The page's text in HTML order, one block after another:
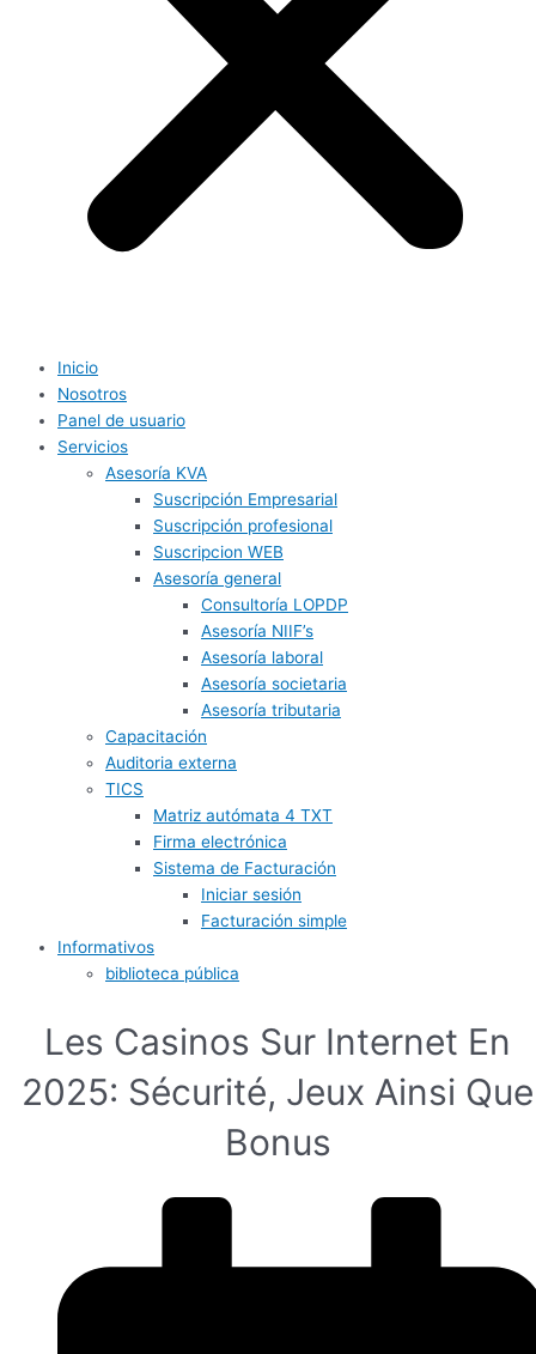
Inicio
Nosotros
Panel de usuario
Servicios
Asesoría KVA
Suscripción Empresarial
Suscripción profesional
Suscripcion WEB
Asesoría general
Consultoría LOPDP
Asesoría NIIF’s
Asesoría laboral
Asesoría societaria
Asesoría tributaria
Capacitación
Auditoria externa
TICS
Matriz autómata 4 TXT
Firma electrónica
Sistema de Facturación
Iniciar sesión
Facturación simple
Informativos
biblioteca pública
Les Casinos Sur Internet En
2025: Sécurité, Jeux Ainsi Que
Bonus